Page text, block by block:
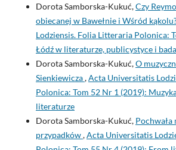
Dorota Samborska-Kukuć,Czy
obiecanej w Bawełnie i Wśród
Lodziensis. Folia Litteraria Polonica:
Łódź w literaturze, publicystyce i
Dorota Samborska-Kukuć,O
Sienkiewicza,Acta Universitatis
Polonica: Tom 52 Nr 1 (2019):
literaturze
Dorota Samborska-Kukuć,
przypadków,Acta Universitatis